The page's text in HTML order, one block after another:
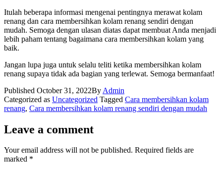
Itulah beberapa informasi mengenai pentingnya merawat kolam
renang dan cara membersihkan kolam renang sendiri dengan
mudah. Semoga dengan ulasan diatas dapat membuat Anda menjadi
lebih paham tentang bagaimana cara membersihkan kolam yang
baik.
Jangan lupa juga untuk selalu teliti ketika membersihkan kolam
renang supaya tidak ada bagian yang terlewat. Semoga bermanfaat!
Published October 31, 2022By Admin
Categorized as Uncategorized Tagged Cara membersihkan kolam
renang, Cara membersihkan kolam renang sendiri dengan mudah
Leave a comment
Your email address will not be published. Required fields are
marked *